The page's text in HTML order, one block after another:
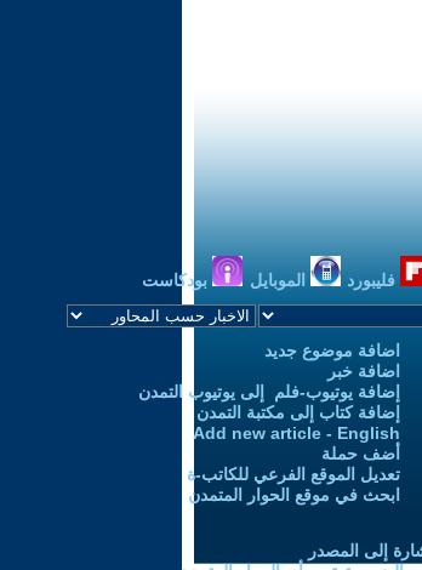
فليبورد الموبايل بودكاست
اضافة موضوع جديد
اضافة خبر
إضافة يوتيوب-فلم إلى يوتيوب التمدن
إضافة كتاب إلى مكتبة التمدن
Add new article - English
أضف حملة
تعديل الموقع الفرعي للكاتب-ة
ابحث في موقع الحوار المتمدن
إلى المصدر